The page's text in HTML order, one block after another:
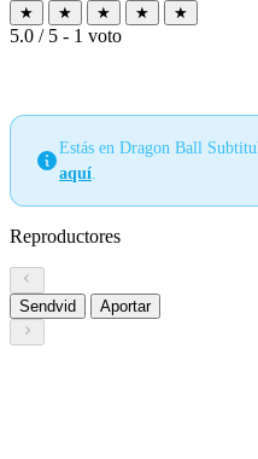
★ ★ ★ ★ ★
5.0 / 5 - 1 voto
Estás en Dragon Ball
aquí
Reproductores
Sendvid Aportar